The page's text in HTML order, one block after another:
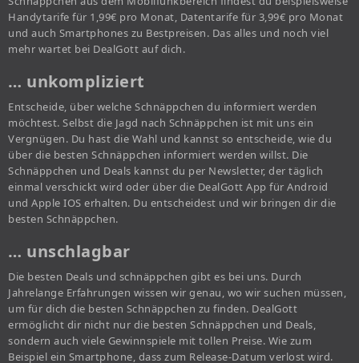
Handytarife für 1,99€ pro Monat, Datentarife für 3,99€ pro Monat
und auch Smartphones zu Bestpreisen. Das alles und noch viel
mehr wartet bei DealGott auf dich.
… unkompliziert
Entscheide, über welche Schnäppchen du informiert werden
möchtest. Selbst die Jagd nach Schnäppchen ist mit uns ein
Vergnügen. Du hast die Wahl und kannst so entscheide, wie du
über die besten Schnäppchen informiert werden willst. Die
Schnäppchen und Deals kannst du per Newsletter, der täglich
einmal verschickt wird oder über die DealGott App für Android
und Apple IOS erhalten. Du entscheidest und wir bringen dir die
besten Schnäppchen.
… unschlagbar
Die besten Deals und schnäppchen gibt es bei uns. Durch
Jahrelange Erfahrungen wissen wir genau, wo wir suchen müssen,
um für dich die besten Schnäppchen zu finden. DealGott
ermöglicht dir nicht nur die besten Schnäppchen und Deals,
sondern auch viele Gewinnspiele mit tollen Preise. Wie zum
Beispiel ein Smartphone, dass zum Release-Datum verlost wird.